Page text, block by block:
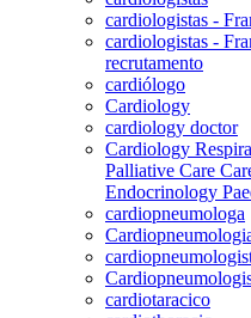
cardiologistas -
cardiologistas -
recrutamento
cardiólogo
Cardiology
cardiology doctor
Cardiology
Palliative Care
Endocrinology
cardiopneumologa
cardiotaracico